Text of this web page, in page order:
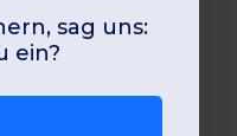
sag uns:
ein?